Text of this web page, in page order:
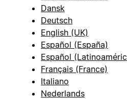
Dansk
Deutsch
English (UK)
Español (España)
Español
Français (France)
Italiano
Nederlands